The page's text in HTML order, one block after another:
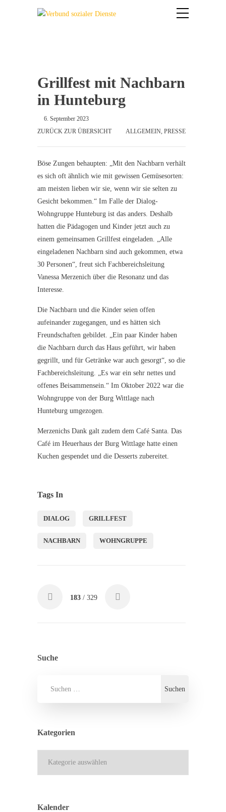
Grillfest mit Nachbarn
in Hunteburg
6. September 2023
ZURÜCK ZUR ÜBERSICHT
ALLGEMEIN, PRESSE
Böse Zungen behaupten: „Mit den Nachbarn verhält
es sich oft ähnlich wie mit gewissen Gemüsesorten:
am meisten lieben wir sie, wenn wir sie selten zu
Gesicht bekommen.“ Im Falle der Dialog-
Wohngruppe Hunteburg ist das anders. Deshalb
hatten die Pädagogen und Kinder jetzt auch zu
einem gemeinsamen Grillfest eingeladen. „Alle
eingeladenen Nachbarn sind auch gekommen, etwa
30 Personen“, freut sich Fachbereichsleitung
Vanessa Merzenich über die Resonanz und das
Interesse.
Die Nachbarn und die Kinder seien offen
aufeinander zugegangen, und es hätten sich
Freundschaften gebildet. „Ein paar Kinder haben
die Nachbarn durch das Haus geführt, wir haben
gegrillt, und für Getränke war auch gesorgt“, so die
Fachbereichsleitung. „Es war ein sehr nettes und
offenes Beisammensein.“ Im Oktober 2022 war die
Wohngruppe von der Burg Wittlage nach
Hunteburg umgezogen.
Merzenichs Dank galt zudem dem Café Santa. Das
Café im Heuerhaus der Burg Wittlage hatte einen
Kuchen gespendet und die Desserts zubereitet.
Tags In
DIALOG GRILLFEST
NACHBARN WOHNGRUPPE
183 / 329
Suche
Kategorien
Kalender